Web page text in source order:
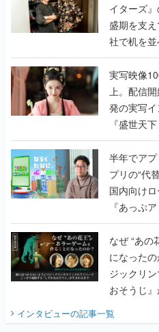
イターズ
盛期を支
社で机を
『
んだレジ
実写映像
上。配信
発の実写
『盛世天
うこだわ
半年でアプリ
プリの“代
国内向け
『あっぷ
てみた
なぜ “あの
になったのか？ 敵に見つから
ジックリ
おそうじ
インタビューの記事一覧